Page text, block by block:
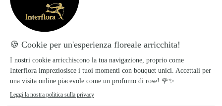
Arte Flor Sas